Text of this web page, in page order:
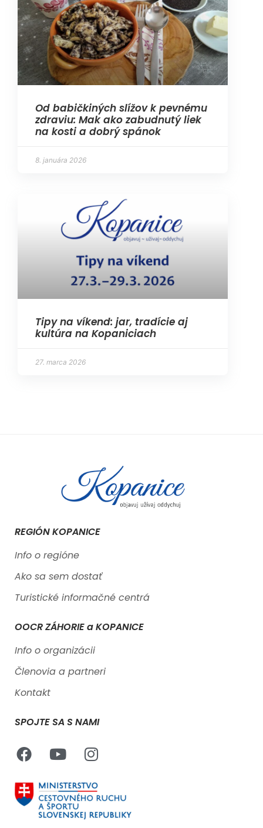
Od babičkiných slížov k pevnému
zdraviu: Mak ako zabudnutý liek
na kosti a dobrý spánok
8. januára 2026
Tipy na víkend: jar, tradície aj
kultúra na Kopaniciach
27. marca 2026
REGIÓN KOPANICE
Info o regióne
Ako sa sem dostať
Turistické informačné centrá
OOCR ZÁHORIE a KOPANICE
Info o organizácii
Členovia a partneri
Kontakt
SPOJTE SA S NAMI